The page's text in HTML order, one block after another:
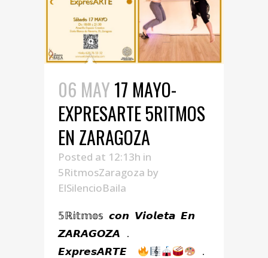
06 MAY 17 MAYO-
EXPRESARTE 5RITMOS
EN ZARAGOZA
Posted at 12:13h in
5RitmosZaragoza by
ElSilencioBaila
𝟝ℝ𝕚𝕥𝕞𝕠𝕤 𝙘𝙤𝙣 𝙑𝙞𝙤𝙡𝙚𝙩𝙖 𝙀𝙣
𝙕𝘼𝙍𝘼𝙂𝙊𝙕𝘼 .
𝙀𝙭𝙥𝙧𝙚𝙨𝘼𝙍𝙏𝙀
.